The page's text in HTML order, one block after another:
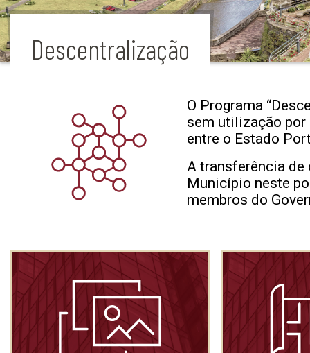
Descentralização
O Programa
sem utilização por
entre o Estado
A transferência de
Município neste
membros do